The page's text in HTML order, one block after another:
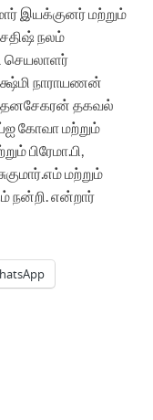
இயக்குனர் மற்றும்
நலம்
செயலாளர்
நாராயணன்
தகவல்
கோவா மற்றும்
பிரேமா.பி,
மற்றும்
நன்றி. என்றார்